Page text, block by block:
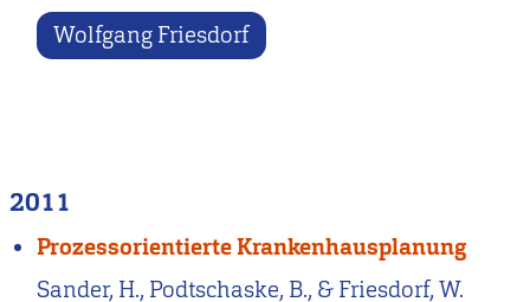
Wolfgang Friesdorf
2011
Prozessorientierte Krankenhausplanung
Sander, H., Podtschaske, B., & Friesdorf, W.